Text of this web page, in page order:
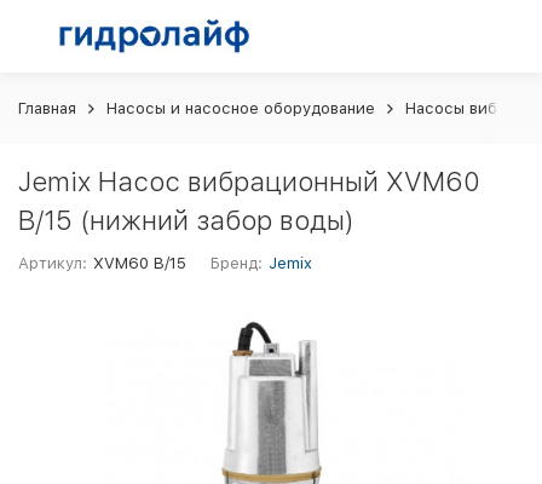
Главная Насосы и насосное оборудование Насосы
Jemix Насос вибрационный XVM60
В/15 (нижний забор воды)
Артикул: XVM60 В/15 Бренд: Jemix